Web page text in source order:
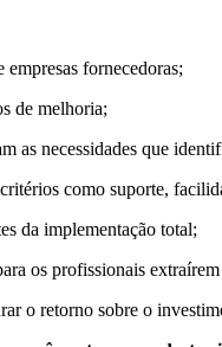
fornecedoras;
de melhoria;
as necessidades que
como suporte,
da implementação total;
os profissionais
o retorno sobre o